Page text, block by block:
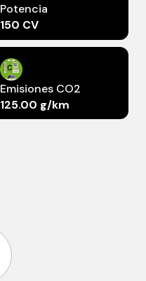
Potencia
150 CV
Emisiones CO2
125.00 g/km